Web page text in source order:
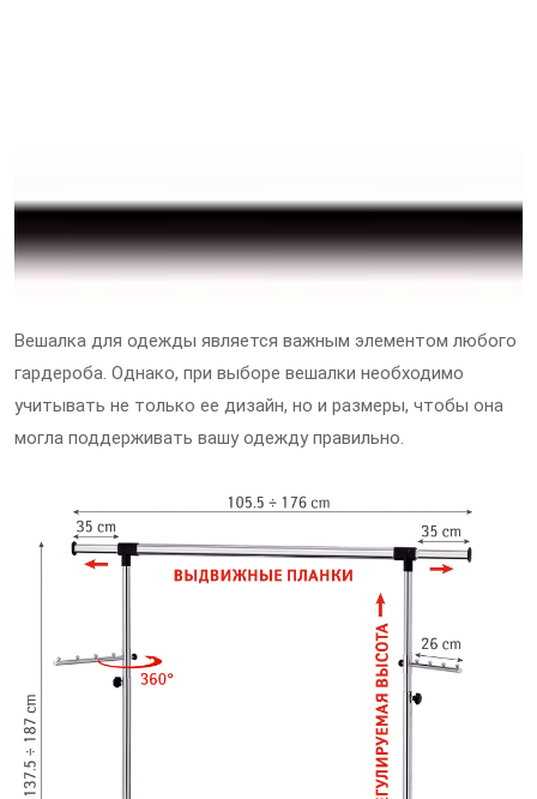
Вешалка для одежды является важным элементом любого
гардероба. Однако, при выборе вешалки необходимо
учитывать не только ее дизайн, но и размеры, чтобы она
могла поддерживать вашу одежду правильно.